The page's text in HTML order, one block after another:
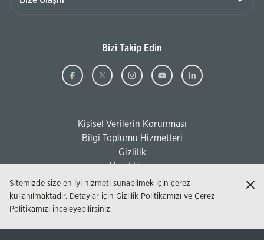
Bizi Takip Edin
Ziraat
(Bu
pencerede
açılacaktır)
Ziraat
(Bu
pencerede
açılacaktır)
Ziraat
(Bu
pencerede
açılacaktır)
Ziraat
(Bu
pencerede
Ziraat
(Bu
Kişisel Verilerin Korunması
(Bu sayfa yeni pencerede açılacaktır)
Bilgi Toplumu Hizmetleri
(Bu sayfa yeni pencerede açılacaktır)
Gizlilik
Yasal Uyarı
Sitemizde size en iyi hizmeti sunabilmek için çerez
kullanılmaktadır. Detaylar için Gizlilik Politikamızı ve Çerez
Politikamızı inceleyebilirsiniz.